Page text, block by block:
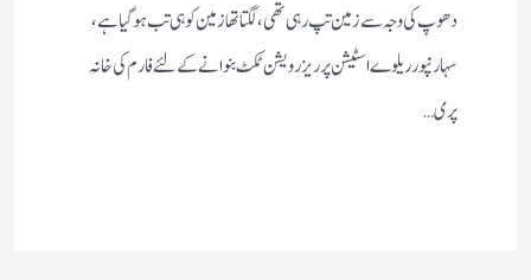
دھوپ کی وجہ سے زمین تپ رہی تھی، لگتا تھازمین کوہی تب ہوگیا ہے،
سہارنپورریلوے اسٹیشن پرریزرویشن ٹکٹ بنوانے کے لئے فارم کی خانہ
پری…